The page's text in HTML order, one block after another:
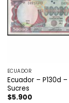
ECUADOR
Ecuador – P130d
Sucres
$5.900